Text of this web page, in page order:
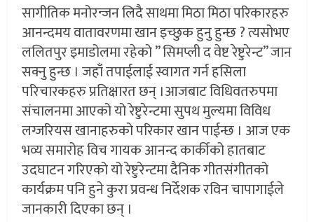
सागीतिक मनोरन्जन लिदै साथमा मिठा मिठा परिकारहरु
आनन्दमय वातावरणमा खान इच्छुक हुनु हुन्छ ? त्यसोभए
ललितपुर इमाडोलमा रहेको ” सिमप्ली द वेष्ट रेष्टुरेन्ट” जान
सक्नु हुन्छ । जहाँ तपाईलाई स्वागत गर्न हसिला
परिचारकहरु प्रतिक्षारत छन् ।आजबाट विधिवतरुपमा
संचालनमा आएको यो रेष्टुरेन्टमा सुपथ मुल्यमा विविध
लग्जरियस खानाहरुको परिकार खान पाईन्छ । आज एक
भव्य समारोह विच गायक आनन्द कार्कीको हातबाट
उदघाटन गरिएको यो रेष्टुरेन्टमा दैनिक गीतसंगीतको
कार्यक्रम पनि हुने कुरा प्रवन्ध निर्देशक रविन चापागाईले
जानकारी दिएका छन् ।